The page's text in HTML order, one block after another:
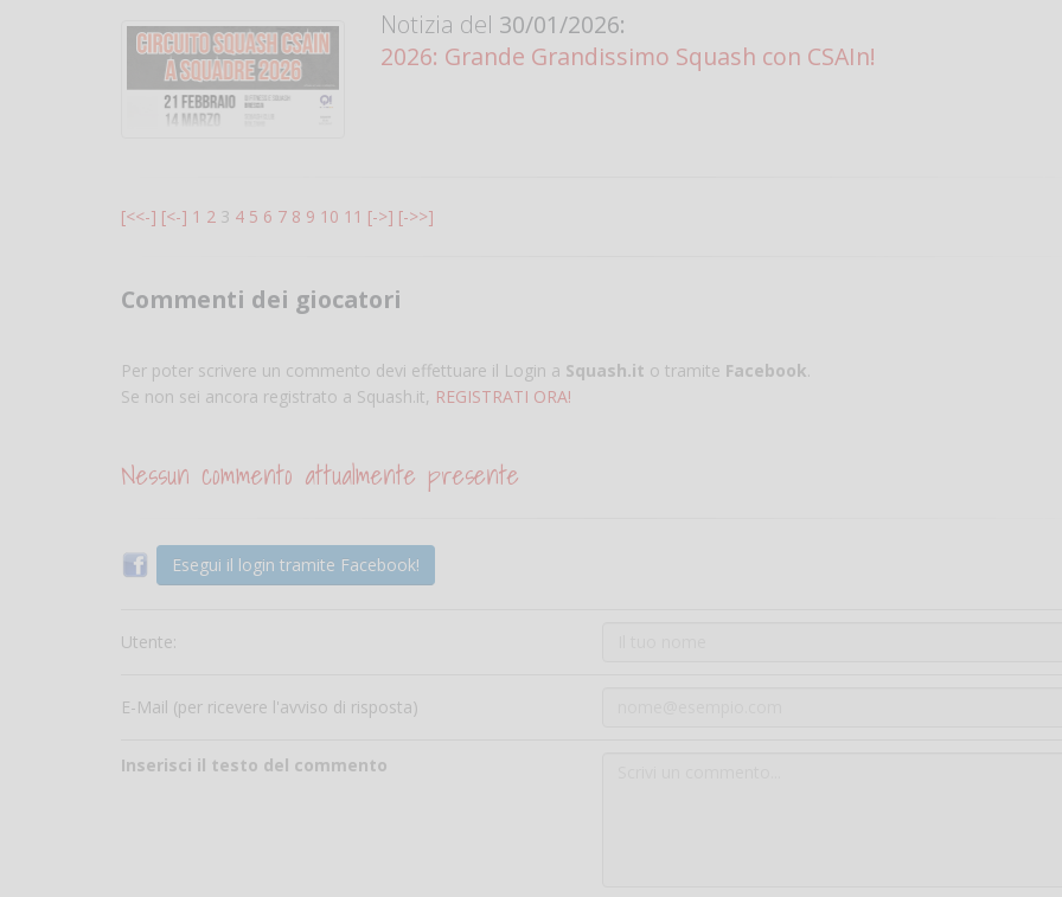
Notizia del 30/01/2026:
2026: Grande Grandissimo Squash con CSAIn!
[<<-] [<-] 1 2 3 4 5 6 7 8 9 10 11 [->] [->>]
Commenti dei giocatori
Per poter scrivere un commento devi effettuare il Login a Squash.it o tramite Facebook.
Se non sei ancora registrato a Squash.it, REGISTRATI ORA!
Nessun commento attualmente presente
Esegui il login tramite Facebook!
Utente:
E-Mail (per ricevere l'avviso di risposta)
Inserisci il testo del commento